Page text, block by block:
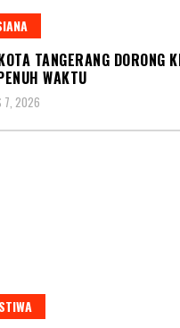
TANGERANG DORONG
WAKTU
7, 2026